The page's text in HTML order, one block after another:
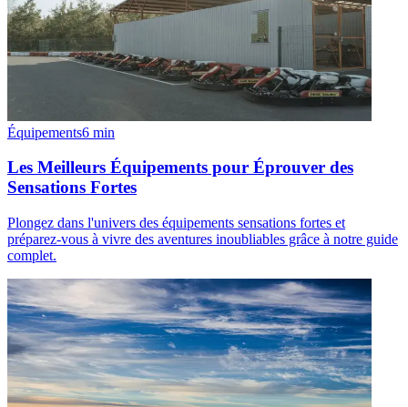
Équipements6 min
Les Meilleurs Équipements pour Éprouver des
Sensations Fortes
Plongez dans l'univers des équipements sensations fortes et
préparez-vous à vivre des aventures inoubliables grâce à notre guide
complet.